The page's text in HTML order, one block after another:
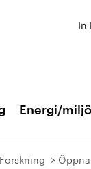
In
Energi/miljö
Forskning